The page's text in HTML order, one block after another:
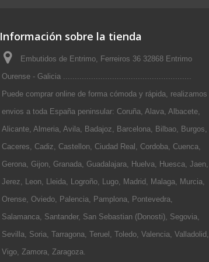
Información sobre la tienda
Embutidos de Entrimo, Ferreiros 36 32868 Entrimo
Ourense - Galicia .......................................................
Puede comprar online de forma cómoda y rápida, realizamos
envios a toda España peninsular: Coruña, Alava, Albacete,
Alicante, Almeria, Avila, Badajoz, Barcelona, Bilbao, Burgos,
Caceres, Cadiz, Castellon, Ciudad Real, Cordoba, Cuenca,
Gerona, Gijon, Granada, Guadalajara, Huelva, Huesca, Jaen,
Jerez, Leon, Lleida, Logroño, Lugo, Madrid, Malaga, Murcia,
Orense, Oviedo, Palencia, Pamplona, Pontevedra,
Salamanca, Santander, San Sebastian (Donosti), Segovia,
Sevilla, Soria, Tarragona, Teruel, Toledo, Valencia, Valladolid,
Vigo, Zamora, Zaragoza.